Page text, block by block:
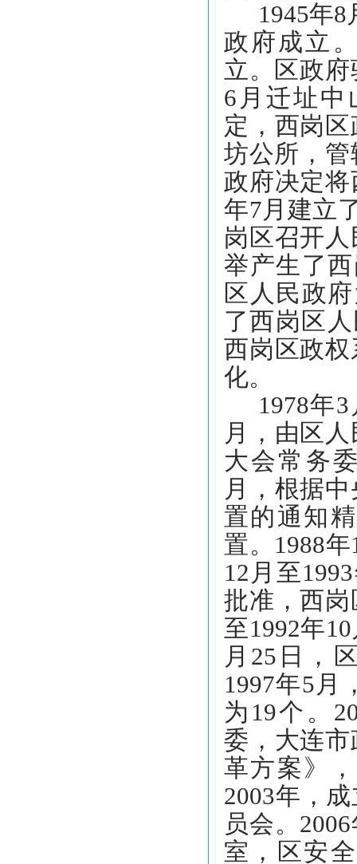
1945年
政府成立
立。区政府
6月迁址中
定，西岗
坊公所，管
政府决定将
年7月建立
岗区召开
举产生了
区人民政
了西岗区
西岗区政
化。
1978年
月，由区
大会常务
月，根据
置的通知
置。1988
12月至
批准，西
至1992年
月25日，
1997年5月
为19个。
委，大连
革方案》
2003年，
员会。
室，区安